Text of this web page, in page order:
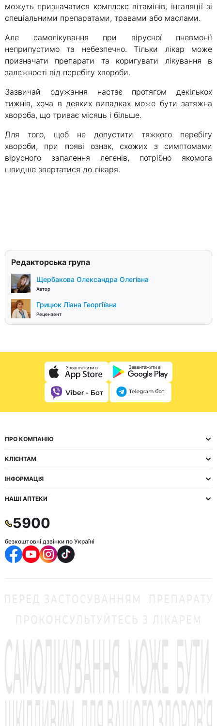
можуть призначатися комплекс вітамінів, інгаляції зі
спеціальними препаратами, травами або маслами.
Але самолікування при вірусної пневмонії
неприпустимо та небезпечно. Тільки лікар може
призначати препарати та коригувати лікування в
залежності від перебігу хвороби.
Зазвичай одужання настає протягом декількох
тижнів, хоча в деяких випадках може бути затяжна
хвороба, що триває місяць і більше.
Для того, щоб не допустити тяжкого перебігу
хвороби, при появі ознак, схожих з симптомами
вірусного запалення легенів, потрібно якомога
швидше звертатися до лікаря.
Редакторська група
Щербакова Олександра Олегівна
Автор
Грицюк Ліана Георгіївна
Рецензент
ПРО КОМПАНІЮ
КЛІЄНТАМ
ІНФОРМАЦІЯ
НАШІ АПТЕКИ
5900
безкоштовні дзвінки по Україні